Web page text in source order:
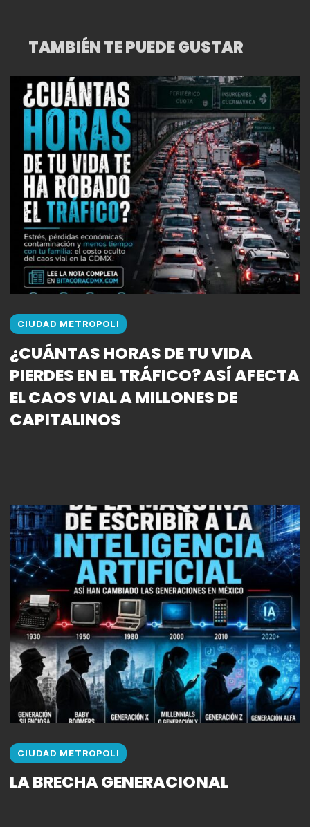
TAMBIÉN TE PUEDE GUSTAR
CIUDAD METROPOLI
¿CUÁNTAS HORAS DE TU VIDA
PIERDES EN EL TRÁFICO? ASÍ AFECTA
EL CAOS VIAL A MILLONES DE
CAPITALINOS
CIUDAD METROPOLI
LA BRECHA GENERACIONAL